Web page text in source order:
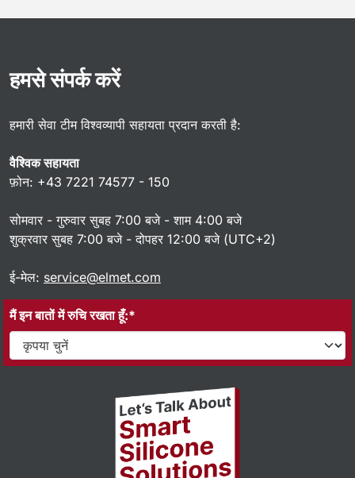
हमसे संपर्क करें
हमारी सेवा टीम विश्वव्यापी सहायता प्रदान करती है:
वैश्विक सहायता
फ़ोन: +43 7221 74577 - 150
सोमवार - गुरुवार सुबह 7:00 बजे - शाम 4:00 बजे
शुक्रवार सुबह 7:00 बजे - दोपहर 12:00 बजे (UTC+2)
ई-मेल: service@elmet.com
मैं इन बातों में रुचि रखता हूँ:*